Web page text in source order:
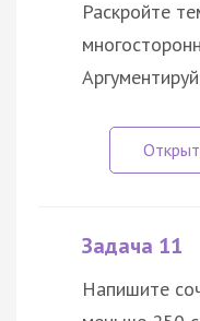
Раскройте
Задача 11
Напишите